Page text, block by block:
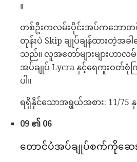
။
တစ်ဦးကလမ်းပိုင်းအပ်ကဘောတ
တုန်းပဲ Skip ချုပ်ချန်ထားတဲ့အခ
သည်။ လူအတော်များများဟာလမ်
အပ်ချုပ် Lycra နှင့်ရေကူးဝတ်
ပါ။
ရရှိနိုင်သောအရွယ်အစား: 11/75 နှ
09 ၏ 06
တောင်ပံအပ်ချုပ်စက်ကိုဆေ